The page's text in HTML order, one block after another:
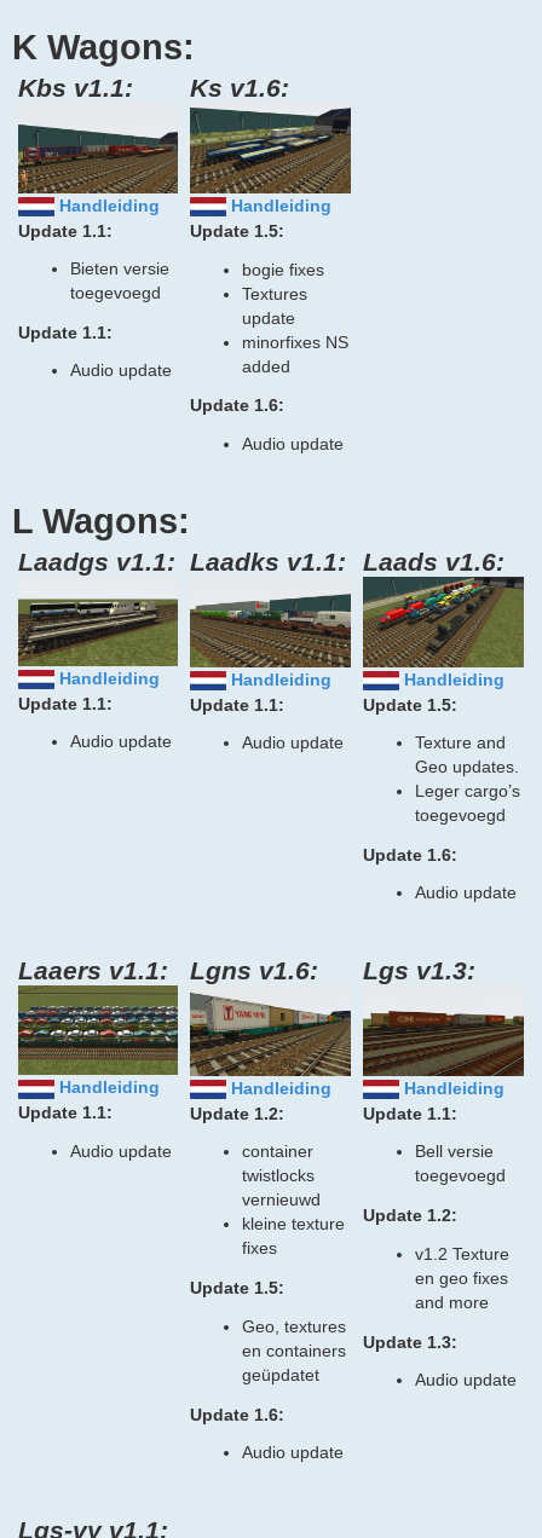
K Wagons:
Kbs v1.1:
Handleiding
Update 1.1:
Bieten versie
toegevoegd
Update 1.1:
Audio update
Ks v1.6:
Handleiding
Update 1.5:
bogie fixes
Textures
update
minorfixes NS
added
Update 1.6:
Audio update
L Wagons:
Laadgs v1.1:
Handleiding
Update 1.1:
Audio update
Laadks v1.1:
Handleiding
Update 1.1:
Audio update
Laads v1.6:
Handleiding
Update 1.5:
Texture and
Geo updates.
Leger cargo’s
toegevoegd
Update 1.6:
Audio update
Laaers v1.1:
Handleiding
Update 1.1:
Audio update
Lgns v1.6:
Handleiding
Update 1.2:
container
twistlocks
vernieuwd
kleine texture
fixes
Update 1.5:
Geo, textures
en containers
geüpdatet
Update 1.6:
Audio update
Lgs v1.3:
Handleiding
Update 1.1:
Bell versie
toegevoegd
Update 1.2:
v1.2 Texture
en geo fixes
and more
Update 1.3:
Audio update
Lgs-vy v1.1: